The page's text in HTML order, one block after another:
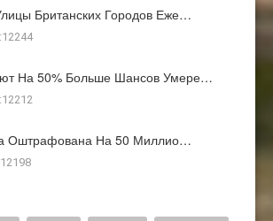
Британских Городов Еже…
На 50% Больше Шансов Умере…
Оштрафована На 50 Миллио…